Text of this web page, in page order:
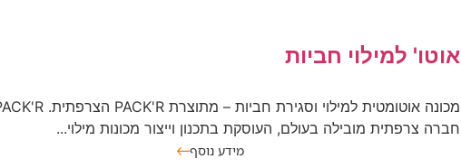
אוטו' למילוי חביות
חברה צרפתית מובילה בעולם, העוסקת בתכנון וייצור מכונות מילוי...
מידע נוסף